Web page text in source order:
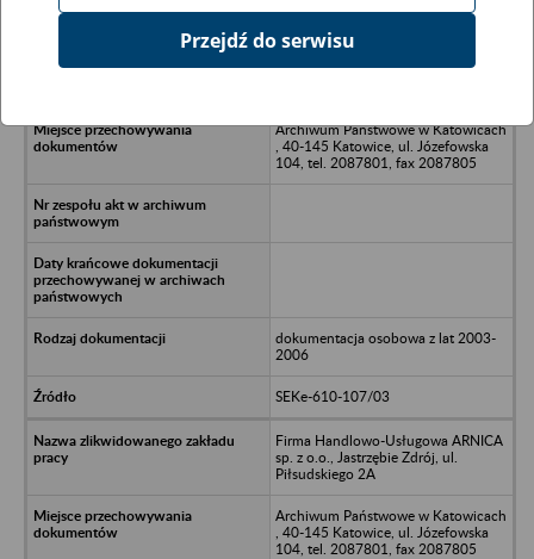
Agencja Aktywnej Granicy sp. z o.o.,
Archiwum Państwowe w Katowicach
, 40-145 Katowice, ul. Józefowska
104, tel. 2087801, fax 2087805
dokumentacja osobowa z lat 2003-
2006
SEKe-610-107/03
Firma Handlowo-Usługowa ARNICA
sp. z o.o., Jastrzębie Zdrój, ul.
Piłsudskiego 2A
Archiwum Państwowe w Katowicach
, 40-145 Katowice, ul. Józefowska
104, tel. 2087801, fax 2087805
Przejdź do serwisu